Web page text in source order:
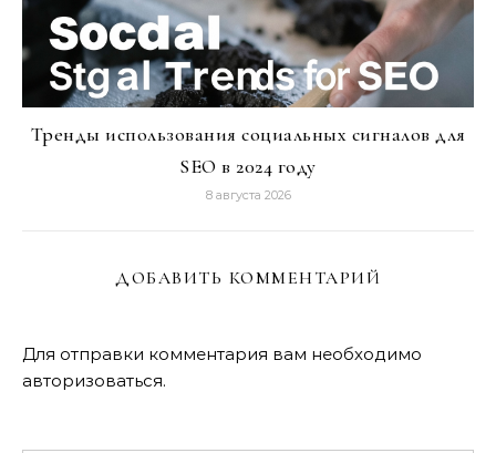
Тренды использования социальных сигналов для
SEO в 2024 году
8 августа 2026
ДОБАВИТЬ КОММЕНТАРИЙ
Для отправки комментария вам необходимо
авторизоваться.